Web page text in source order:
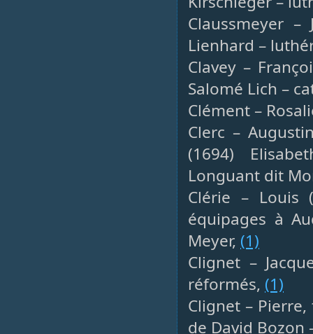
Claussmeyer
Lienhard –
Clavey –
Salomé Lich –
Clément –
Clerc –
(1694)
Longuant dit
Clérie – Louis
équipages à
Meyer, (1)
Clignet –
réformés, (1)
Clignet –
de David